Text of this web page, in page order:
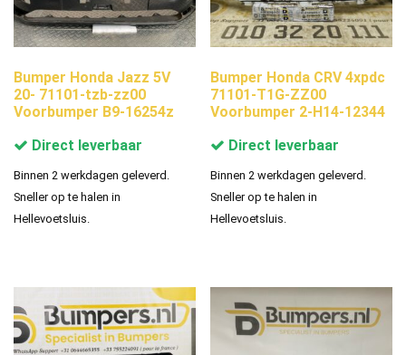
Bumper Honda Jazz 5V
20- 71101-tzb-zz00
Voorbumper B9-16254z
Direct leverbaar
Binnen 2 werkdagen geleverd.
Sneller op te halen in
Hellevoetsluis.
Bumper Honda CRV 4xpdc
71101-T1G-ZZ00
Voorbumper 2-H14-12344
Direct leverbaar
Binnen 2 werkdagen geleverd.
Sneller op te halen in
Hellevoetsluis.